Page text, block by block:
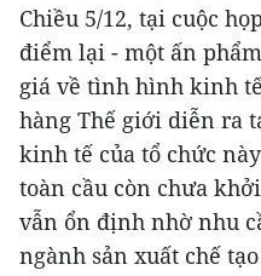
Chiều 5/12, tại cuộc
điểm lại - một ấn
giá về tình hình kinh
hàng Thế giới diễn ra
kinh tế của tổ chức
toàn cầu còn chưa
vẫn ổn định nhờ nhu
ngành sản xuất chế